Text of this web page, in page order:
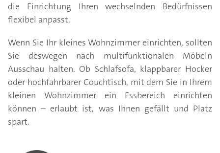
die Einrichtung Ihren wechselnden Bedürfnissen
flexibel anpasst.
Wenn Sie Ihr kleines Wohnzimmer einrichten, sollten
Sie deswegen nach multifunktionalen Möbeln
Ausschau halten. Ob Schlafsofa, klappbarer Hocker
oder hochfahrbarer Couchtisch, mit dem Sie in Ihrem
kleinen Wohnzimmer ein Essbereich einrichten
können – erlaubt ist, was Ihnen gefällt und Platz
spart.